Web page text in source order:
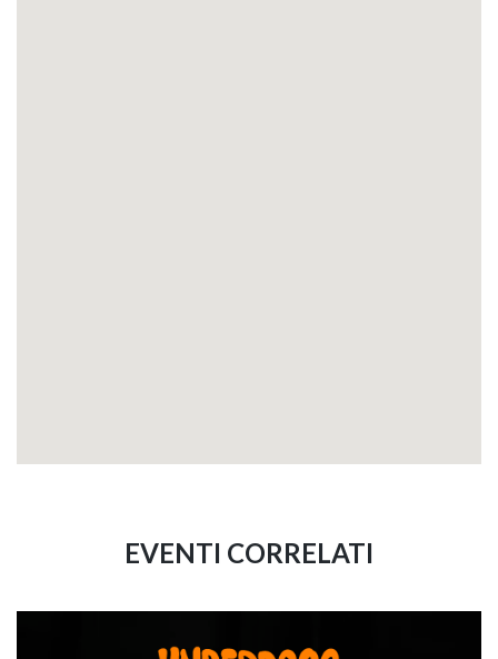
EVENTI CORRELATI